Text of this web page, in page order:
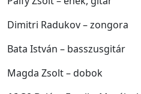
Dimitri Radukov – zongora
Bata István – basszusgitár
Magda Zsolt – dobok